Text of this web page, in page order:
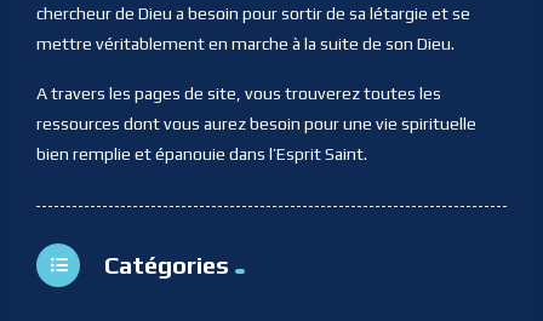
chercheur de Dieu a besoin pour sortir de sa létargie et se
mettre véritablement en marche à la suite de son Dieu.
A travers les pages de site, vous trouverez toutes les
ressources dont vous aurez besoin pour une vie spirituelle
bien remplie et épanouie dans l’Esprit Saint.
Catégories